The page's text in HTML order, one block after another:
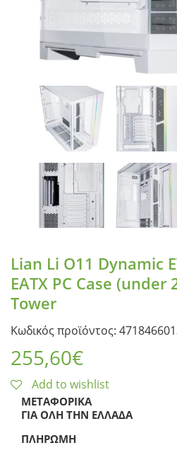
Lian Li O11 Dynamic
EATX PC Case (under
Tower
Κωδικός προϊόντος:
255,60€
Add to wishlist
ΜΕΤΑΦΟΡΙΚΆ
ΓΙΑ ΌΛΗ ΤΗΝ ΕΛΛΆΔΑ
ΠΛΗΡΩΜΉ